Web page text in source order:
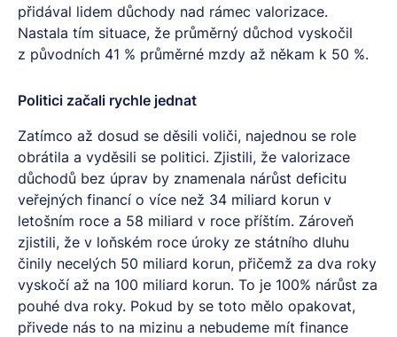
přidával lidem důchody nad rámec valorizace.
Nastala tím situace, že průměrný důchod vyskočil
z původních 41 % průměrné mzdy až někam k 50 %.
Politici začali rychle jednat
Zatímco až dosud se děsili voliči, najednou se role
obrátila a vyděsili se politici. Zjistili, že valorizace
důchodů bez úprav by znamenala nárůst deficitu
veřejných financí o více než 34 miliard korun v
letošním roce a 58 miliard v roce příštím. Zároveň
zjistili, že v loňském roce úroky ze státního dluhu
činily necelých 50 miliard korun, přičemž za dva roky
vyskočí až na 100 miliard korun. To je 100% nárůst za
pouhé dva roky. Pokud by se toto mělo opakovat,
přivede nás to na mizinu a nebudeme mít finance